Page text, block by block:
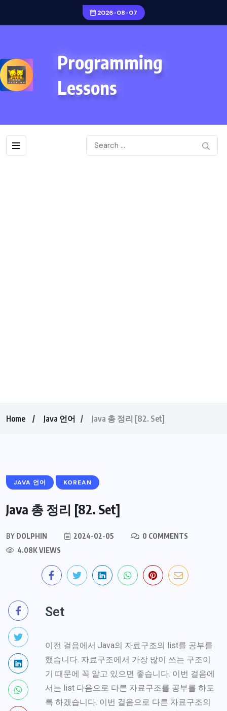
2026-08-07
Programming
Lessons
Home Java 언어 Java 총 정리 [82. Set]
JAVA 언어 KOREAN
Java 총 정리 [82. Set]
BY DOLPHIN 2024-02-05
0 COMMENTS
4.08K VIEWS
Set
이전 걸음에서 Java의 자료구조의 list를 공부를
했습니다. 자료구조에서 가장 많이 쓰는 구조이
기 때문에 꼭 알고 있으면 좋습니다. 이번 걸음에
서는 list 다음으로 다른 자료구조를 공부를 하도
록 하겠습니다. 이번 걸음으로 다른 자료구조의